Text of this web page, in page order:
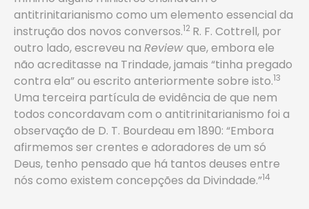
antitrinitarianismo como um elemento essencial da
instrução dos novos conversos.12 R. F. Cottrell, por
outro lado, escreveu na Reviewque, embora ele
não acreditasse na Trindade, jamais “tinha pregado
contra ela” ou escrito anteriormente sobre isto.13
Uma terceira partícula de evidência de que nem
todos concordavam com o antitrinitarianismo foi a
observação de D. T. Bourdeau em 1890: “Embora
afirmemos ser crentes e adoradores de um só
Deus, tenho pensado que há tantos deuses entre
nós como existem concepções da Divindade.”14